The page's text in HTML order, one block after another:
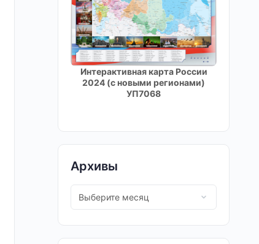
Интерактивная карта России
2024 (с новыми регионами)
УП7068
Архивы